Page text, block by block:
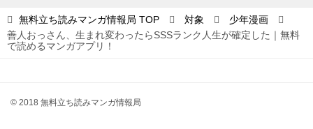
検
索
無料立ち読みマンガ情報局 TOP 対象
少年漫画
善人おっさん、生まれ変わったらSSSランク人生が確定した｜無料
で読めるマンガアプリ！
© 2018 無料立ち読みマンガ情報局